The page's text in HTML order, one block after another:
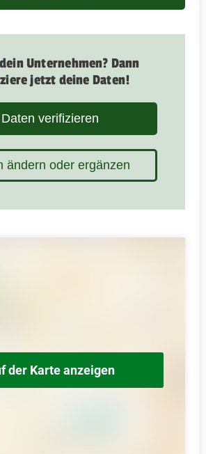
Unternehmen? Dann
jetzt deine Daten!
Daten verifizieren
ändern oder ergänzen
der Karte anzeigen